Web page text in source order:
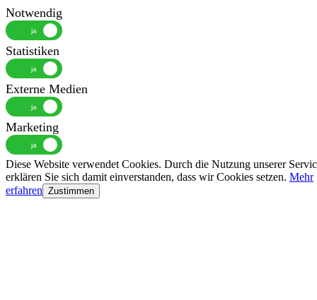
Notwendig
Statistiken
Externe Medien
Marketing
Diese Website verwendet Cookies. Durch die Nutzung unserer
erklären Sie sich damit einverstanden, dass wir Cookies setzen. Mehr
erfahren Zustimmen